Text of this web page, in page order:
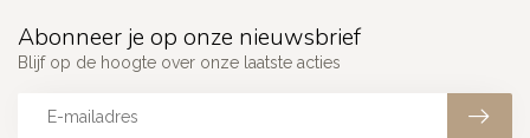
Abonneer je op onze nieuwsbrief
Blijf op de hoogte over onze laatste acties